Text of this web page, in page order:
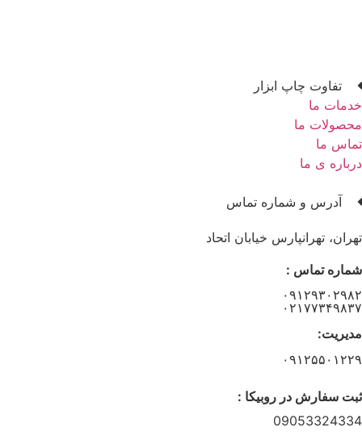
تفاوت چاپ ابزار
خدمات ما
محصولات ما
تماس ما
درباره ی ما
آدرس و شماره تماس
تهران، تهرانپارس خیابان اتحاد
شماره تماس :
۰۹۱۲۹۳۰۲۹۸۲
۰۲۱۷۷۳۴۹۸۳۷
مدیریت:
۰۹۱۲۵۵۰۱۲۲۹
ثبت سفارش در روبیکا :
09053324334